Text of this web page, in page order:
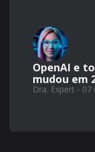
OpenAI e
mudou em
Dra. Expert -